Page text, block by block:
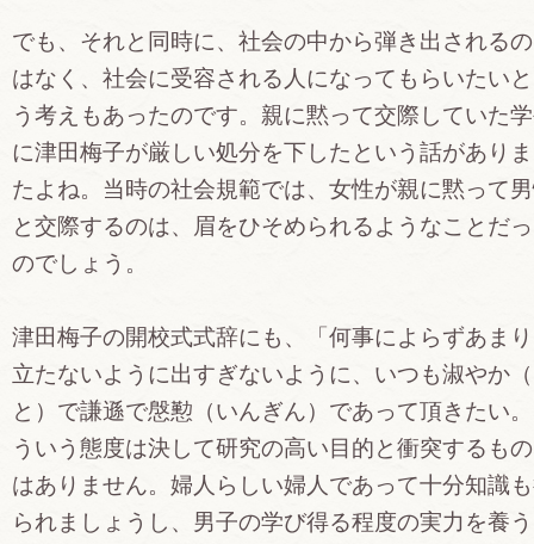
でも、それと同時に、社会の中から弾き出される
はなく、社会に受容される人になってもらいたい
う考えもあったのです。親に黙って交際していた
に津田梅子が厳しい処分を下したという話があり
たよね。当時の社会規範では、女性が親に黙って
と交際するのは、眉をひそめられるようなことだ
のでしょう。
津田梅子の開校式式辞にも、「何事によらずあま
立たないように出すぎないように、いつも淑やか
と）で謙遜で慇懃（いんぎん）であって頂きたい
ういう態度は決して研究の高い目的と衝突するも
はありません。婦人らしい婦人であって十分知識
られましょうし、男子の学び得る程度の実力を養